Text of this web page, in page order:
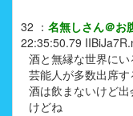
32 ： 名無しさん＠お
22:35:50.79
酒と無縁な世界にい
芸能人が多数出席
酒は飲まないけど
けどね